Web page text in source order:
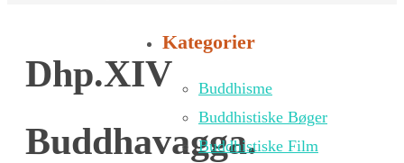
Dhp.XIV
Buddhavagga.
Kategorier
Buddhisme
Buddhistiske Bøger
Buddhistiske Film